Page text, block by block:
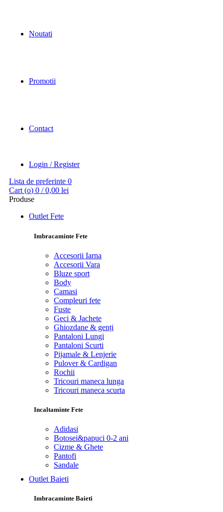
Noutati
Promotii
Contact
Login / Register
Lista de preferinte 0
Cart (o) 0 / 0,00 lei
Produse
Outlet Fete
Imbracaminte Fete
Accesorii Iarna
Accesorii Vara
Bluze sport
Body
Camasi
Compleuri fete
Fuste
Geci & Jachete
Ghiozdane & genți
Pantaloni Lungi
Pantaloni Scurti
Pijamale & Lenjerie
Pulover & Cardigan
Rochii
Tricouri maneca lunga
Tricouri maneca scurta
Incaltaminte Fete
Adidasi
Botosei&papuci 0-2 ani
Cizme & Ghete
Pantofi
Sandale
Outlet Baieti
Imbracaminte Baieti